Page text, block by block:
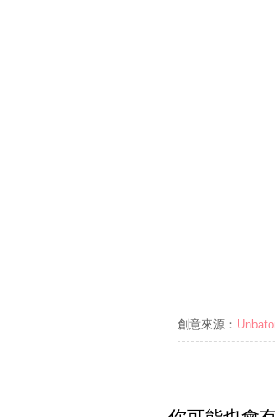
創意來源：